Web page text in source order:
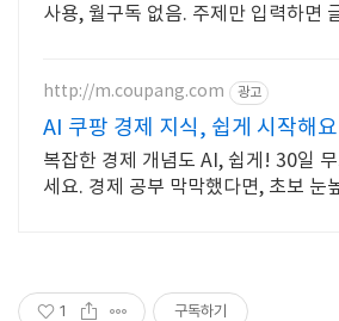
사용, 월구독 없음. 주제만 입력하면
http://m.coupang.com 광고
AI 쿠팡 경제 지식, 쉽게 시작해요
복잡한 경제 개념도 AI, 쉽게! 30일
세요. 경제 공부 막막했다면, 초보 눈
1 구독하기